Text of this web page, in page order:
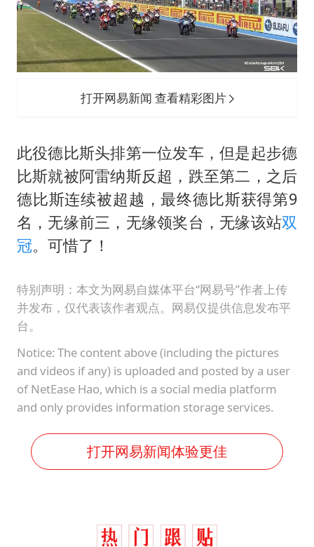
打开网易新闻 查看精彩图片
此役德比斯头排第一位发车，但是起步德
比斯就被阿雷纳斯反超，跌至第二，之后
德比斯连续被超越，最终德比斯获得第9
名，无缘前三，无缘领奖台，无缘该站双
冠。可惜了！
特别声明：本文为网易自媒体平台“网易号”作者上传
并发布，仅代表该作者观点。网易仅提供信息发布平
台。
Notice: The content above (including the pictures
and videos if any) is uploaded and posted by a user
of NetEase Hao, which is a social media platform
and only provides information storage services.
打开网易新闻体验更佳